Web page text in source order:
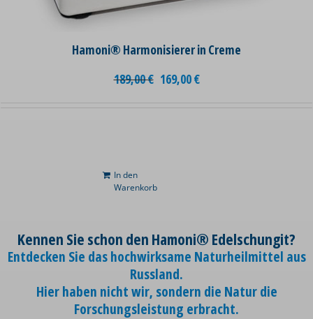
Hamoni® Harmonisierer in Creme
189,00€ 169,00€
In den
Warenkorb
Kennen Sie schon den Hamoni® Edelschungit?
Entdecken Sie das hochwirksame Naturheilmittel aus
Russland.
Hier haben nicht wir, sondern die Natur die
Forschungsleistung erbracht.